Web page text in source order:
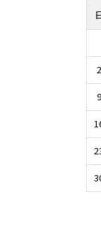
2
9